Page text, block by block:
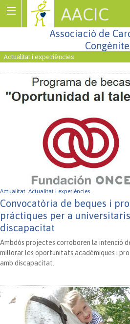
AACIC
Associació de
Actualitat i experiències
Actualitat. Actualitat i experiències.
Convocatòria de beques i
pràctiques per a
discapacitat
Ambdós projectes corroboren la intenció
millorar les oportunitats acadèmiques i
amb discapacitat.